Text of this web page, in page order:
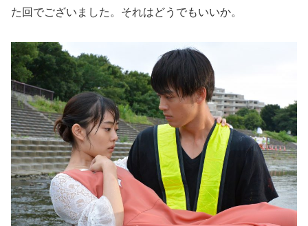
た回でございました。それはどうでもいいか。